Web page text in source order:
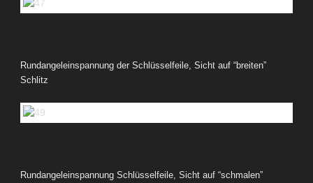
Rundangeleinspannung der Schlüsselfeile, Sicht auf “breiten”
Schlitz
Rundangeleinspannung Schlüsselfeile, Sicht auf “schmalen”